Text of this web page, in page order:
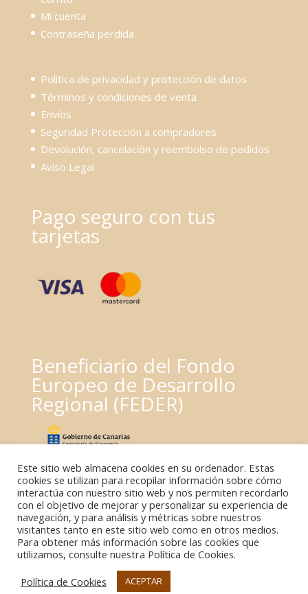
Mi cuenta
Contraseña perdida
Política de privacidad y protección de datos
Términos y condiciones de venta
Envíos
Seguridad Protección a compradores
Devolución, cancelación y reembolso de pedidos
Aviso Legal
Pago seguro con tus
tarjetas
Beneficiario del Fondo
Europeo de Desarrollo
Regional (FEDER)
Este sitio web almacena cookies en su ordenador. Estas
cookies se utilizan para recopilar información sobre cómo
interactúa con nuestro sitio web y nos permiten recordarlo
con el objetivo de mejorar y personalizar su experiencia de
navegación, y para análisis y métricas sobre nuestros
visitantes tanto en este sitio web como en otros medios.
Para obtener más información sobre las cookies que
utilizamos, consulte nuestra Política de Cookies.
Política de Cookies
ACEPTAR